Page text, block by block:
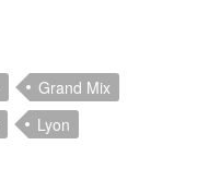
Grand Mix
Lyon